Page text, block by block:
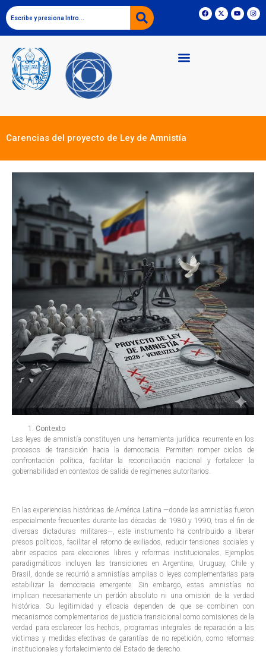
Carencias del proyecto de Ley de Amnistía
Contexto
Las leyes de amnistía constituyen una herramienta jurídica recurrente en los
procesos de transición hacia la democracia. Permiten romper ciclos de
confrontación política, facilitar la reconciliación nacional y fortalecer la
gobernabilidad en contextos de salida de regímenes autoritarios.
En las experiencias históricas de América Latina —donde las amnistías fueron
especialmente frecuentes durante las décadas de 1980 y 1990, tras el fin de
diversas dictaduras militares—, este instrumento ha contribuido a liberar
presos políticos, facilitar el retorno de exiliados, reducir tensiones sociales y
abrir espacios para elecciones libres y reformas institucionales. Ejemplos
paradigmáticos incluyen las transiciones en Argentina, Uruguay, Chile y
Brasil, donde se recurrió a amnistías amplias o leyes complementarias para
estabilizar la democracia emergente. Sin embargo, estas amnistías no
implican necesariamente un perdón absoluto ni una omisión de la verdad
histórica. Su legitimidad y eficacia dependen de que se combinen con
mecanismos complementarios de justicia transicional como comisiones de la
verdad para esclarecer los hechos, programas integrales de reparación a las
víctimas y medidas efectivas de garantías de no repetición, como reformas
institucionales y fortalecimiento del Estado de derecho.